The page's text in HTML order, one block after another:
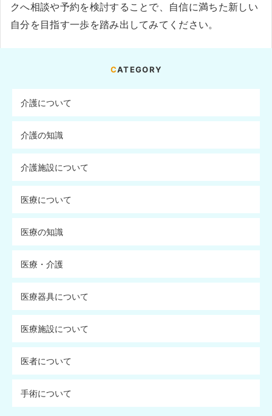
クへ相談や予約を検討することで、自信に満ちた新しい
自分を目指す一歩を踏み出してみてください。
CATEGORY
介護について
介護の知識
介護施設について
医療について
医療の知識
医療・介護
医療器具について
医療施設について
医者について
手術について